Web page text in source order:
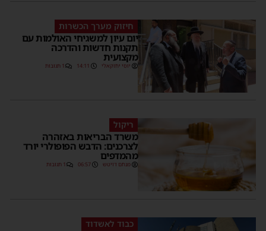
חיזוק מערך הכשרות
יום עיון למשגיחי האולמות עם
תקנות חדשות והדרכה
מקצועית
יוסי יחזקאלי 14:11 1 תגובות
ריקול
משרד הבריאות באזהרה
לצרכנים: הדבש הפופולרי יורד
מהמדפים
מנחם דויטש 06:57 1 תגובות
כבוד לאשדוד